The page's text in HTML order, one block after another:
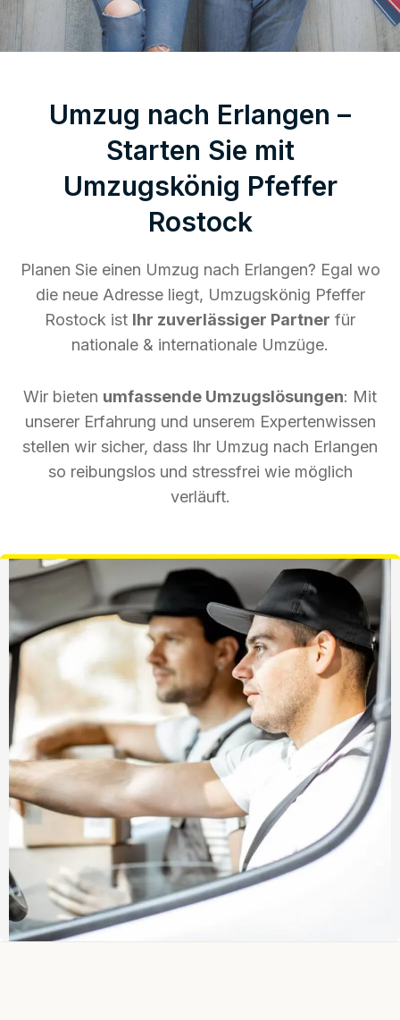
Umzug nach Erlangen –
Starten Sie mit
Umzugskönig Pfeffer
Rostock
Planen Sie einen Umzug nach Erlangen? Egal wo
die neue Adresse liegt, Umzugskönig Pfeffer
Rostock ist Ihr zuverlässiger Partner für
nationale & internationale Umzüge.
Wir bieten umfassende Umzugslösungen: Mit
unserer Erfahrung und unserem Expertenwissen
stellen wir sicher, dass Ihr Umzug nach Erlangen
so reibungslos und stressfrei wie möglich
verläuft.